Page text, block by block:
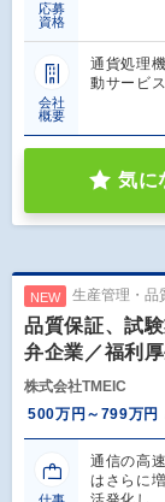
応募
資格
会社
概要
通貨処理
動サービ
気に
NEW 生産管理・品
品質保証、試
弁企業／福利
株式会社TMEIC
500万円～799万円
通信の高
はさらに